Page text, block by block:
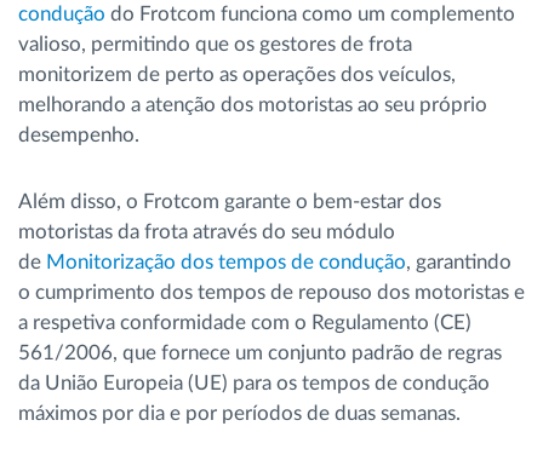
condução do Frotcom funciona como um complemento
valioso, permitindo que os gestores de frota
monitorizem de perto as operações dos veículos,
melhorando a atenção dos motoristas ao seu próprio
desempenho.
Além disso, o Frotcom garante o bem-estar dos
motoristas da frota através do seu módulo
de Monitorização dos tempos de condução, garantindo
o cumprimento dos tempos de repouso dos motoristas e
a respetiva conformidade com o Regulamento (CE)
561/2006, que fornece um conjunto padrão de regras
da União Europeia (UE) para os tempos de condução
máximos por dia e por períodos de duas semanas.